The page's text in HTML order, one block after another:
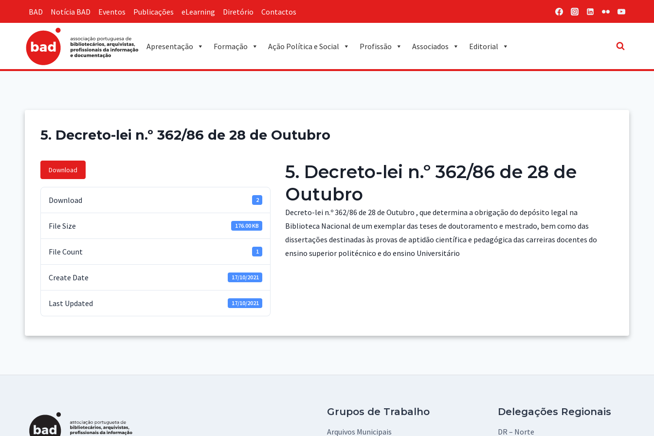
BAD Notícia BAD Eventos Publicações eLearning Diretório Contactos
Apresentação Formação Ação Política e Social Profissão Associados Editorial
5. Decreto-lei n.º 362/86 de 28 de Outubro
Download
Download 2
File Size 176.00 KB
File Count 1
Create Date 17/10/2021
Last Updated 17/10/2021
5. Decreto-lei n.º 362/86 de 28 de
Outubro
Decreto-lei n.º 362/86 de 28 de Outubro , que determina a obrigação do depósito legal na
Biblioteca Nacional de um exemplar das teses de doutoramento e mestrado, bem como das
dissertações destinadas às provas de aptidão científica e pedagógica das carreiras docentes do
ensino superior politécnico e do ensino Universitário
Grupos de Trabalho
Arquivos Municipais
Delegações Regionais
DR – Norte